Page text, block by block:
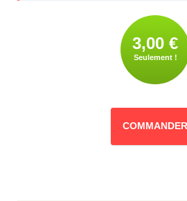
3,00 €
Seulement !
COMMANDER